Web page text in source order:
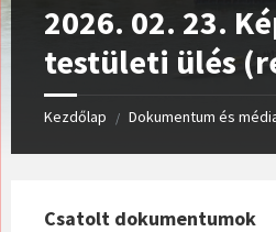
2026. 02. 23.
testületi ülés
Kezdőlap / Dokumentum és
Csatolt dokumentumok